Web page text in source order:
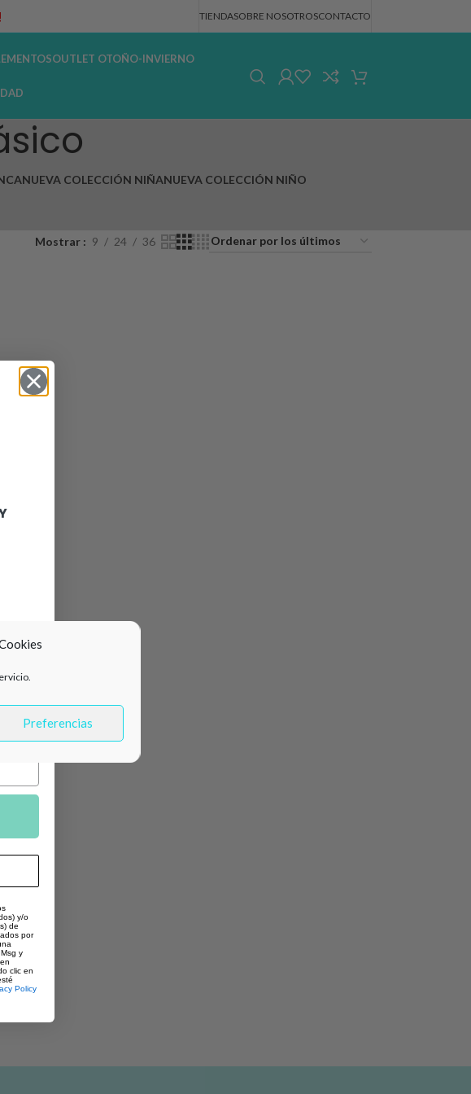
Preferencias
TIENDASOBRE NOSOTROSCONTACTO
OUTLET OTOÑO-INVIERNO
NUEVA COLECCIÓN NIÑANUEVA COLECCIÓN NIÑO
Mostrar 9 24 36
y/o
de
por
y
clic en
Policy